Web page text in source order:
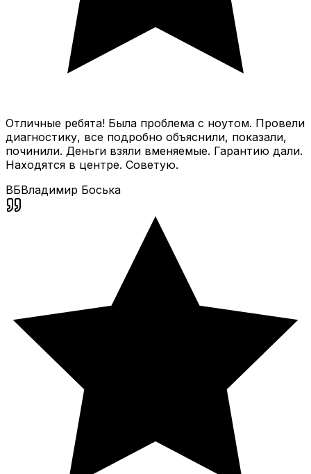
Отличные ребята! Была проблема с ноутом. Провели
диагностику, все подробно объяснили, показали,
починили. Деньги взяли вменяемые. Гарантию дали.
Находятся в центре. Советую.
ВБВладимир Боська